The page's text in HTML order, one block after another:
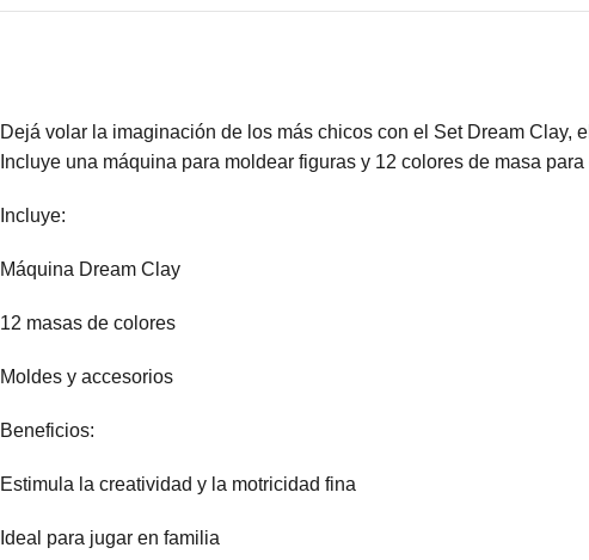
Dejá volar la imaginación de los más chicos con el Set Dream Clay,
Incluye una máquina para moldear figuras y 12 colores de masa
Incluye:
Máquina Dream Clay
12 masas de colores
Moldes y accesorios
Beneficios:
Estimula la creatividad y la motricidad fina
Ideal para jugar en familia